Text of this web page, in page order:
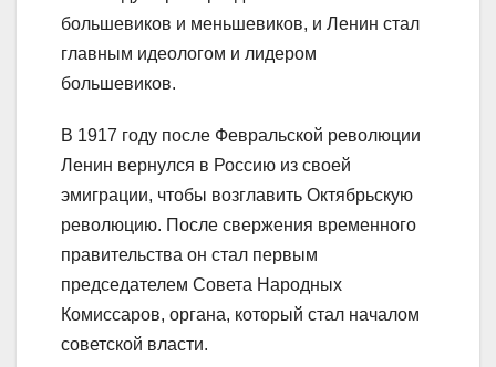
большевиков и меньшевиков, и Ленин стал
главным идеологом и лидером
большевиков.
В 1917 году после Февральской революции
Ленин вернулся в Россию из своей
эмиграции, чтобы возглавить Октябрьскую
революцию. После свержения временного
правительства он стал первым
председателем Совета Народных
Комиссаров, органа, который стал началом
советской власти.